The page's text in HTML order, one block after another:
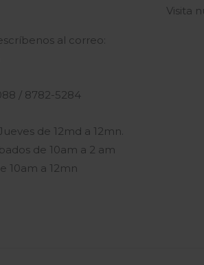
al correo:
/ 8782-5284
de 12md a 12mn.
de 10am a 2 am
10am a 12mn
Visita